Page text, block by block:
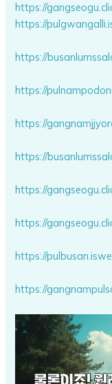
https://
https://
https://
https://
https://
https://
https://
https://
https://
https://